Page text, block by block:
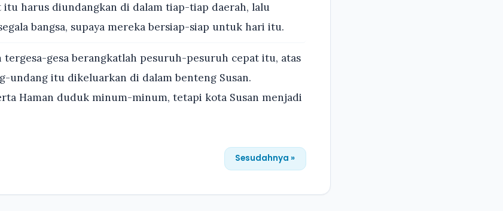
itu harus diundangkan di dalam tiap-tiap daerah, lalu
bangsa, supaya mereka bersiap-siap untuk hari itu.
tergesa-gesa berangkatlah pesuruh-pesuruh cepat itu, atas
undang itu dikeluarkan di dalam benteng Susan.
Haman duduk minum-minum, tetapi kota Susan menjadi
Sesudahnya »